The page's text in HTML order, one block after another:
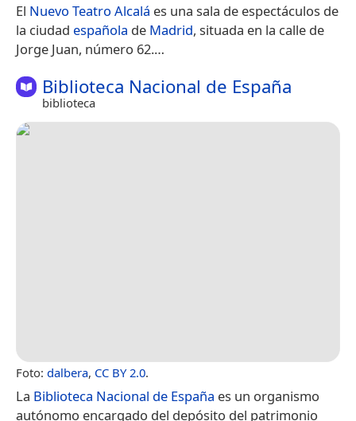
El Nuevo Teatro Alcalá es una sala de espectáculos de
la ciudad española de Madrid, situada en la calle de
Jorge Juan, número 62.​…
Biblioteca Nacional de España
biblioteca
Foto: dalbera, CC BY 2.0.
La Biblioteca Nacional de España es un organismo
autónomo​ encargado del depósito del patrimonio